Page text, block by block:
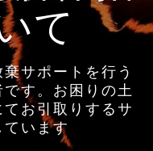
て
サポートを行う
す。お困りの土
お引取りするサ
います